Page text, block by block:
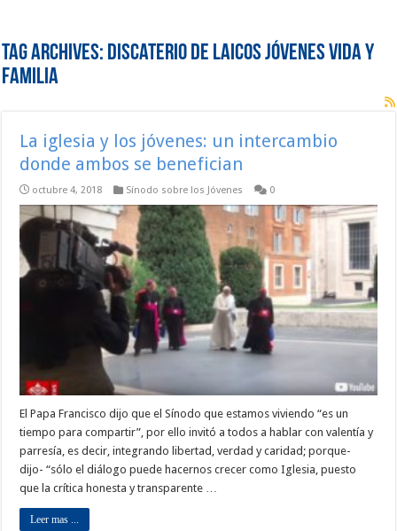
Tag Archives: Discaterio de Laicos Jóvenes Vida y
Familia
La iglesia y los jóvenes: un intercambio
donde ambos se benefician
octubre 4, 2018 Sínodo sobre los Jóvenes 0
El Papa Francisco dijo que el Sínodo que estamos viviendo “es un
tiempo para compartir”, por ello invitó a todos a hablar con valentía y
parresía, es decir, integrando libertad, verdad y caridad; porque-
dijo- “sólo el diálogo puede hacernos crecer como Iglesia, puesto
que la crítica honesta y transparente …
Leer mas ...